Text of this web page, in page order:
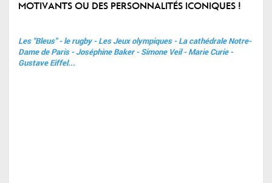
MOTIVANTS OU DES PERSONNALITÉS ICONIQUES !
Les "Bleus" - le rugby - Les Jeux olympiques - La cathédrale Notre-
Dame de Paris - Joséphine Baker - Simone Veil - Marie Curie -
Gustave Eiffel...